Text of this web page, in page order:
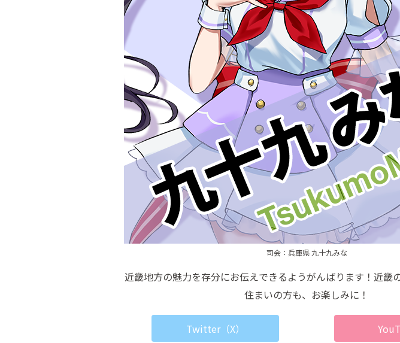
司会：兵庫県 九十九みな
近畿地方の魅力を存分にお伝えできるようがんばります！近畿
住まいの方も、お楽しみに！
Twitter（X）